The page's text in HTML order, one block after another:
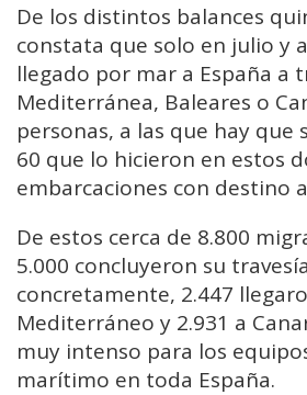
De los distintos balances
constata que solo en julio y
llegado por mar a España a
Mediterránea, Baleares o
personas, a las que hay que
60 que lo hicieron en estos
embarcaciones con destino
De estos cerca de 8.800
5.000 concluyeron su
concretamente, 2.447
Mediterráneo y 2.931 a
muy intenso para los
marítimo en toda España.